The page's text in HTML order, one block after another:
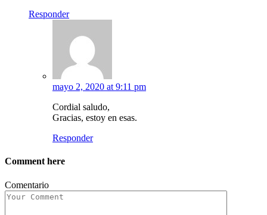
Responder
mayo 2, 2020 at 9:11 pm
Cordial saludo,
Gracias, estoy en esas.
Responder
Comment here
Comentario